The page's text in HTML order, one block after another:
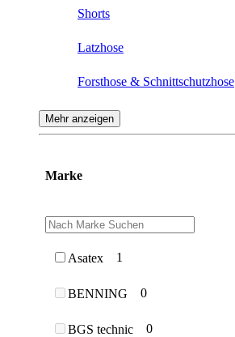
Shorts
Latzhose
Forsthose & Schnittschutzhose
Schweißerhose
Wathose
Damenhose
Kinderhose
Kälteschutzhose & Winterhose
Mehr anzeigen
Marke
Asatex 1
BENNING 0
BGS technic 0